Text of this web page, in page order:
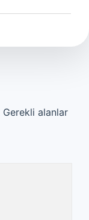
Gerekli alanlar